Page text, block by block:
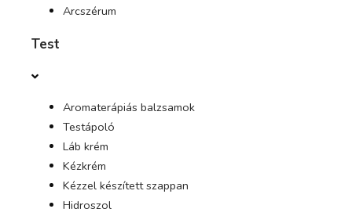
AJÁNLATOK
Arcszérum
Test
Aromaterápiás balzsamok
Testápoló
Láb krém
Kézkrém
Kézzel készített szappan
Hidroszol